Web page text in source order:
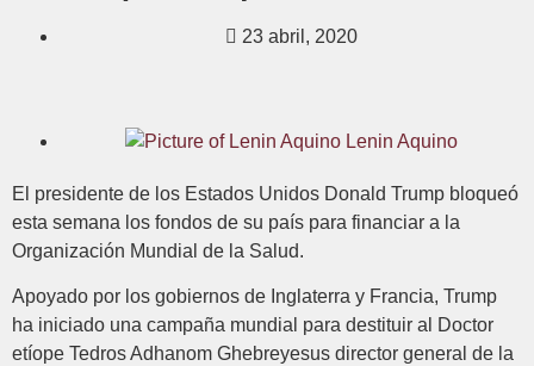
23 abril, 2020
Lenin Aquino
El presidente de los Estados Unidos Donald Trump bloqueó
esta semana los fondos de su país para financiar a la
Organización Mundial de la Salud.
Apoyado por los gobiernos de Inglaterra y Francia, Trump
ha iniciado una campaña mundial para destituir al Doctor
etíope Tedros Adhanom Ghebreyesus director general de la